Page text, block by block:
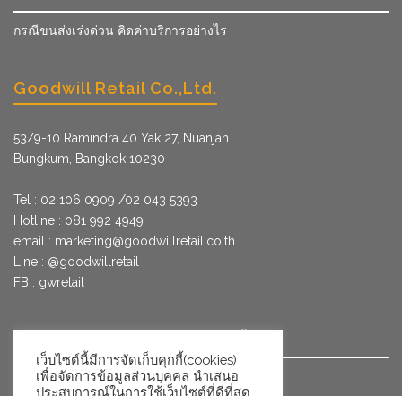
กรณีขนส่งเร่งด่วน คิดค่าบริการอย่างไร
Goodwill Retail Co.,Ltd.
53/9­-10 Ramindra 40 Yak 27, Nuanjan
Bungkum, Bangkok 10230
Tel : 02 106 0909 /02 043 5393
Hotline : 081 992 4949
email : marketing@goodwillretail.co.th
Line : @goodwillretail
FB : gwretail
นโยบายข้อมูลส่วนบุคคล
เว็บไซต์นี้มีการจัดเก็บคุกกี้(cookies)
เพื่อจัดการข้อมูลส่วนบุคคล นำเสนอ
ประสบการณ์ในการใช้เว็บไซต์ที่ดีที่สุด